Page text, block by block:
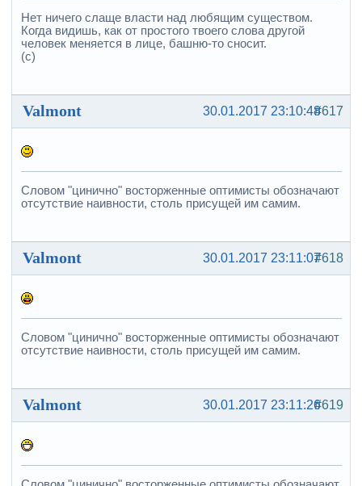
Нет ничего слаще власти над любящим существом.
Когда видишь, как от простого твоего слова другой
человек меняется в лице, башню-то сносит.
(с)
#617
30.01.2017 23:10:48
Valmont
Словом "цинично" восторженные оптимисты обозначают
отсутствие наивности, столь присущей им самим.
#618
30.01.2017 23:11:07
Valmont
Словом "цинично" восторженные оптимисты обозначают
отсутствие наивности, столь присущей им самим.
#619
30.01.2017 23:11:26
Valmont